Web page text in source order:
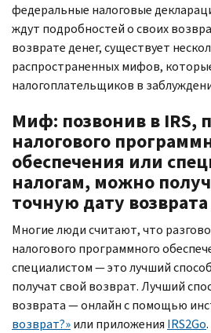
федеральные налоговые
ждут подробностей о своих
возврате денег, существует
распространенных мифов,
налогоплательщиков в
Миф: позвонив в IRS,
налогового
обеспечения или
налогам, можно
точную дату
Многие люди считают, что
налогового программного
специалистом — это лучший
получат свой возврат. Лучший
возврата — онлайн с помощью
возврат?»или приложения IRS2Go.